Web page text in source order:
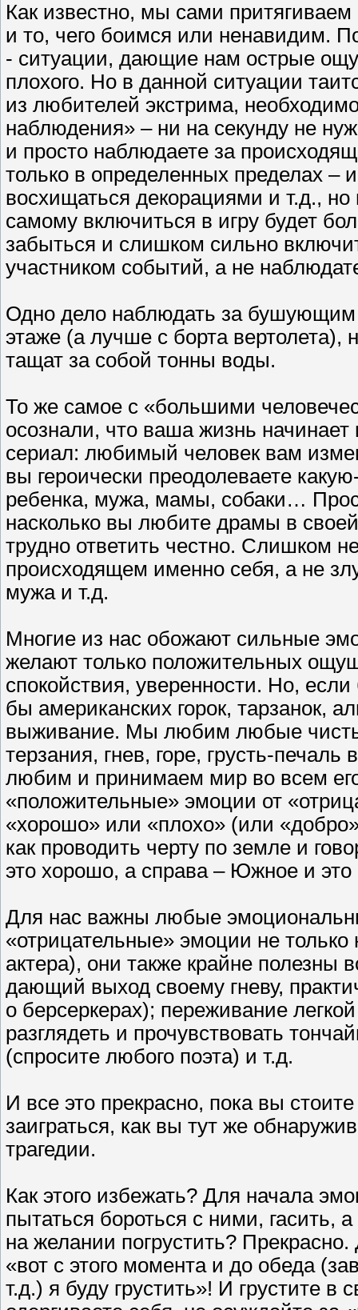
Как известно, мы сами
и то, чего боимся или ненавидим.
- ситуации, дающие нам острые
плохого. Но в данной ситуации
из любителей экстрима,
наблюдения» – ни на секунду не
и просто наблюдаете за
только в определенных пределах –
восхищаться декорациями и т.д.,
самому включиться в игру будет
забыться и слишком сильно
участником событий, а не
Одно дело наблюдать за бушующим
этаже (а лучше с борта вертолета),
тащат за собой тонны воды.
То же самое с «большими
осознали, что ваша жизнь
сериал: любимый человек вам
вы героически преодолеваете
ребенка, мужа, мамы, собаки…
насколько вы любите драмы в
трудно ответить честно. Слишком
происходящем именно себя, а не
мужа и т.д.
Многие из нас обожают сильные
желают только положительных
спокойствия, уверенности. Но,
бы американских горок, тарзанок,
выживание. Мы любим любые
терзания, гнев, горе, грусть-
любим и принимаем мир во всем
«положительные» эмоции от
«хорошо» или «плохо» (или
как проводить черту по земле и
это хорошо, а справа – Южное и это
Для нас важны любые
«отрицательные» эмоции не
актера), они также крайне полезны
дающий выход своему гневу,
о берсеркерах); переживание
разглядеть и прочувствовать
(спросите любого поэта) и т.д.
И все это прекрасно, пока вы
заиграться, как вы тут же
трагедии.
Как этого избежать? Для начала
пытаться бороться с ними, гасить,
на желании погрустить?
«вот с этого момента и до обеда
т.д.) я буду грустить»! И грустите